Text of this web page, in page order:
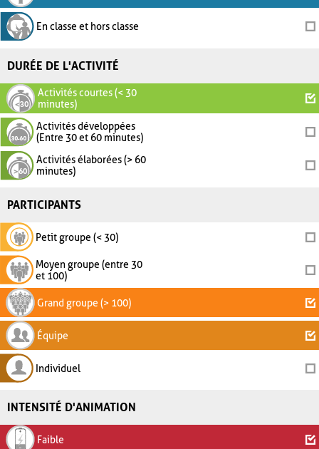
En classe et hors classe
DURÉE DE L'ACTIVITÉ
Activités courtes (< 30
minutes)
Activités développées
(Entre 30 et 60 minutes)
Activités élaborées (> 60
minutes)
PARTICIPANTS
Petit groupe (< 30)
Moyen groupe (entre 30
et 100)
Grand groupe (> 100)
Équipe
Individuel
INTENSITÉ D'ANIMATION
Faible